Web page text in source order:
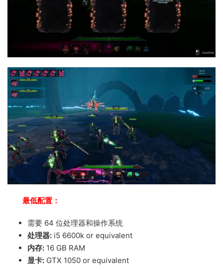
最低配置：
需要 64 位处理器和操作系统
处理器: i5 6600k or equivalent
内存: 16 GB RAM
显卡: GTX 1050 or equivalent